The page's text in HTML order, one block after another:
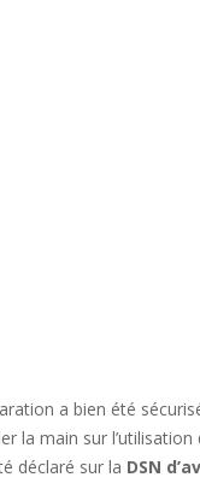
a bien été
la main sur l’utilisation
déclaré sur la DSN